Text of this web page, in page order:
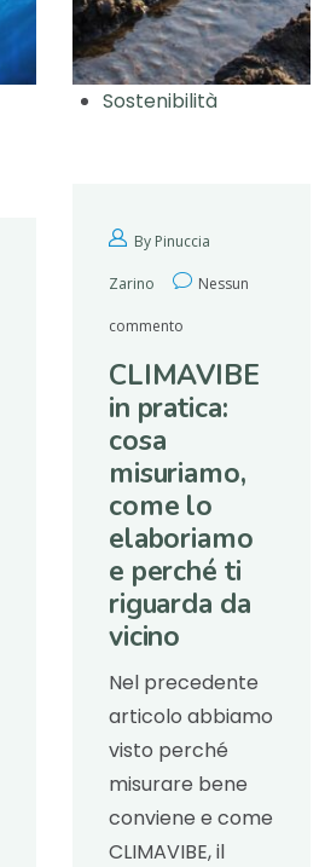
Sostenibilità
By Pinuccia
Zarino Nessun
commento
CLIMAVIBE
in pratica:
cosa
misuriamo,
come lo
elaboriamo
e perché ti
riguarda da
vicino
Nel precedente
articolo abbiamo
visto perché
misurare bene
conviene e come
CLIMAVIBE, il